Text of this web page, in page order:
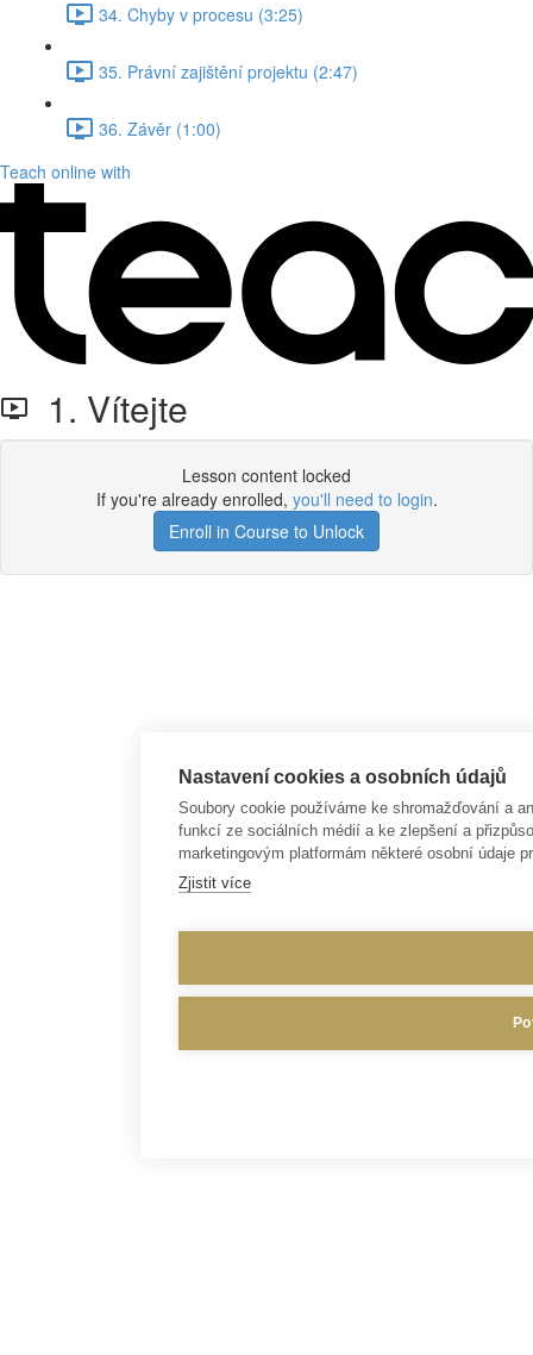
34. Chyby v procesu (3:25)
35. Právní zajištění projektu (2:47)
36. Závěr (1:00)
Teach online with
1. Vítejte
Lesson content locked
If you're already enrolled, you'll need to login.
Enroll in Course to Unlock
Nastavení cookies a osobních údajů
Soubory cookie používáme ke shromažďování a
funkcí ze sociálních médií a ke zlepšení a
marketingovým platformám některé osobní údaje
Zjistit více